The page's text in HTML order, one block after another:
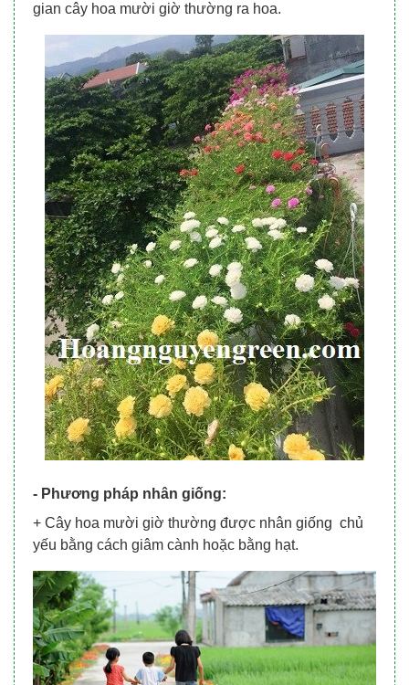
gian cây hoa mười giờ thường ra hoa.
- Phương pháp nhân giống:
+ Cây hoa mười giờ thường được nhân giống chủ
yếu bằng cách giâm cành hoặc bằng hạt.